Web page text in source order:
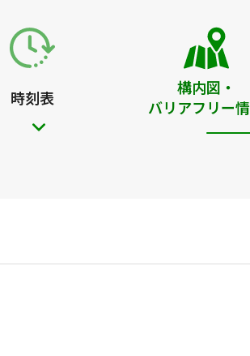
時刻表
構内図・
バリアフリー